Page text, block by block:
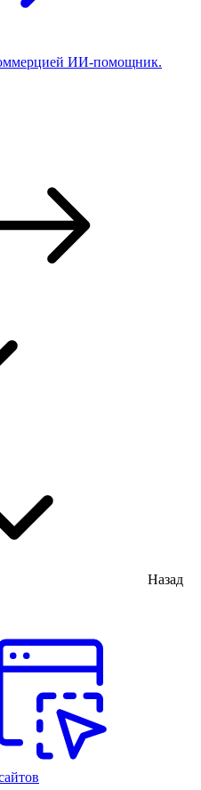
ИИ-помощник.
Назад